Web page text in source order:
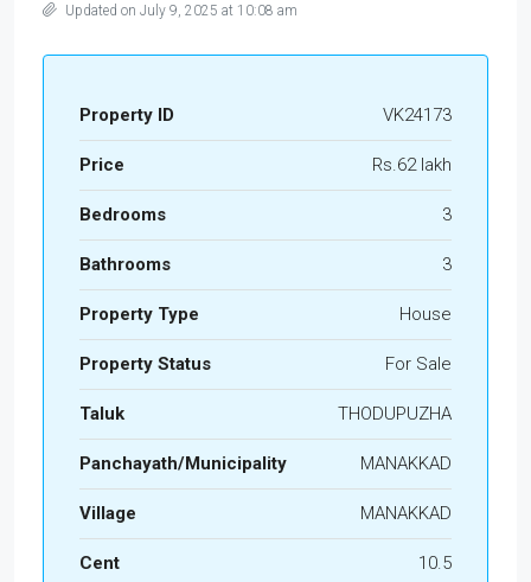
Updated on July 9, 2025 at 10:08 am
Property ID VK24173
Price Rs.62 lakh
Bedrooms 3
Bathrooms 3
Property Type House
Property Status For Sale
Taluk THODUPUZHA
Panchayath/Municipality MANAKKAD
Village MANAKKAD
Cent 10.5